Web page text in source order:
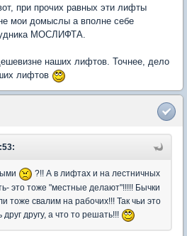
при прочих равных эти лифты
мои домыслы а вполне себе
МОСЛИФТА.
наших лифтов. Точнее, дело
лифтов
?!! А в лифтах и на лестничных
это тоже "местные делают"!!!!! Бычки
тоже свалим на рабочих!!! Так чьи это
другу, а что то решать!!!